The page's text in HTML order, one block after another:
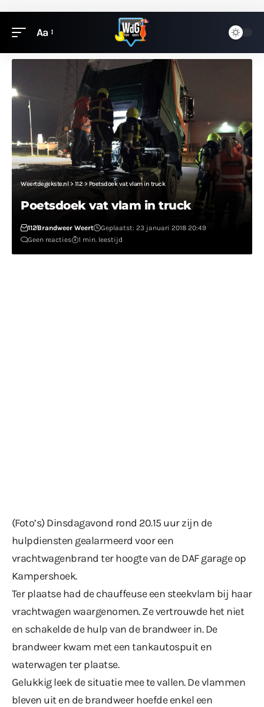
Aa
Weertdegekste.nl> 112> Poetsdoek vat vlam in truck
Poetsdoek vat vlam in truck
112Brandweer Weert
Geplaatst: 23 januari 2018 20:49
Geen reacties
1 min. leestijd
(Foto’s) Dinsdagavond rond 20.15 uur zijn de
hulpdiensten gealarmeerd voor een
vrachtwagenbrand ter hoogte van de DAF garage op
Kampershoek.
Ter plaatse had de chauffeuse een steekvlam bij haar
vrachtwagen waargenomen. Ze vertrouwde het niet
en schakelde de hulp van de brandweer in. De
brandweer kwam met een tankautospuit en
waterwagen ter plaatse.
Gelukkig leek de situatie mee te vallen. De vlammen
bleven uit en de brandweer hoefde enkel een